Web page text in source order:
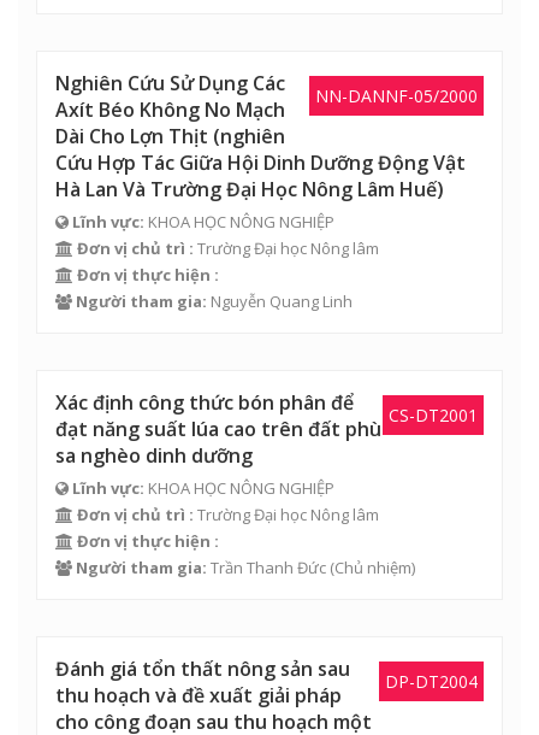
NN-DANNF-05/2000
Nghiên Cứu Sử Dụng Các
Axít Béo Không No Mạch
Dài Cho Lợn Thịt (nghiên
Cứu Hợp Tác Giữa Hội Dinh Dưỡng Động Vật
Hà Lan Và Trường Đại Học Nông Lâm Huế)
Lĩnh vực: KHOA HỌC NÔNG NGHIỆP
Đơn vị chủ trì : Trường Đại học Nông lâm
Đơn vị thực hiện :
Người tham gia: Nguyễn Quang Linh
CS-DT2001
Xác định công thức bón phân để
đạt năng suất lúa cao trên đất phù
sa nghèo dinh dưỡng
Lĩnh vực: KHOA HỌC NÔNG NGHIỆP
Đơn vị chủ trì : Trường Đại học Nông lâm
Đơn vị thực hiện :
Người tham gia: Trần Thanh Đức (Chủ nhiệm)
DP-DT2004
Đánh giá tổn thất nông sản sau
thu hoạch và đề xuất giải pháp
cho công đoạn sau thu hoạch một